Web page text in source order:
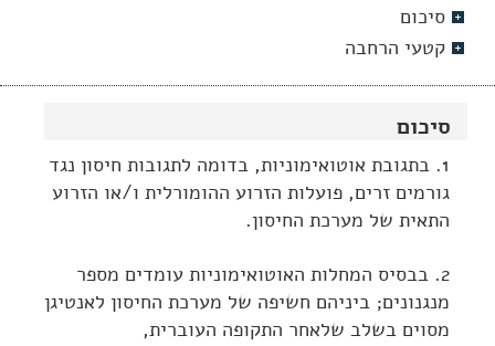
סיכום
1. בתגובת אוטואימוניות, בדומה לתגובות חיסון נגד
גורמים זרים, פועלות הזרוע ההומורלית ו/או הזרוע
התאית של מערכת החיסון.
2. בבסיס המחלות האוטואימוניות עומדים מספר
מנגנונים; ביניהם חשיפה של מערכת החיסון לאנטיגן
מסוים בשלב שלאחר התקופה העוברית,
סיכום
קטעי הרחבה